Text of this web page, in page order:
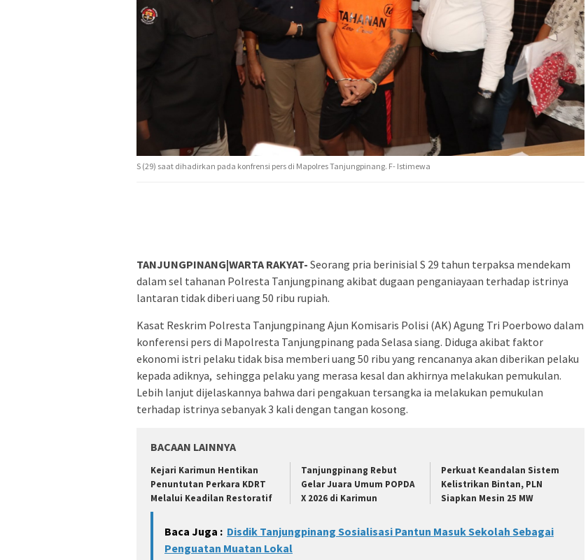
S (29) saat dihadirkan pada konfrensi pers di Mapolres Tanjungpinang. F- Istimewa
TANJUNGPINANG|WARTA RAKYAT- Seorang pria berinisial S 29 tahun terpaksa mendekam
dalam sel tahanan Polresta Tanjungpinang akibat dugaan penganiayaan terhadap istrinya
lantaran tidak diberi uang 50 ribu rupiah.
Kasat Reskrim Polresta Tanjungpinang Ajun Komisaris Polisi (AK) Agung Tri Poerbowo dalam
konferensi pers di Mapolresta Tanjungpinang pada Selasa siang. Diduga akibat faktor
ekonomi istri pelaku tidak bisa memberi uang 50 ribu yang rencananya akan diberikan pelaku
kepada adiknya, sehingga pelaku yang merasa kesal dan akhirnya melakukan pemukulan.
Lebih lanjut dijelaskannya bahwa dari pengakuan tersangka ia melakukan pemukulan
terhadap istrinya sebanyak 3 kali dengan tangan kosong.
BACAAN LAINNYA
Kejari Karimun Hentikan
Penuntutan Perkara KDRT
Melalui Keadilan Restoratif
Tanjungpinang Rebut
Gelar Juara Umum POPDA
X 2026 di Karimun
Perkuat Keandalan Sistem
Kelistrikan Bintan, PLN
Siapkan Mesin 25 MW
Baca Juga : Disdik Tanjungpinang Sosialisasi Pantun Masuk Sekolah Sebagai
Penguatan Muatan Lokal